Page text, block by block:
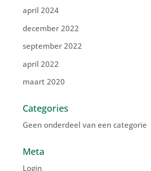
april 2024
december 2022
september 2022
april 2022
maart 2020
Categories
Geen onderdeel van een categorie
Meta
Login